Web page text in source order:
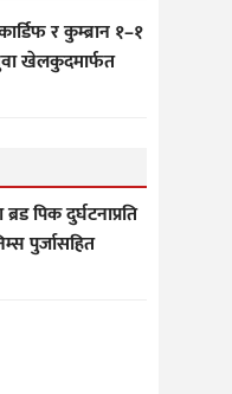
र कुम्ब्रान १–१
खेलकुदमार्फत
पिक दुर्घटनाप्रति
पुर्जासहित